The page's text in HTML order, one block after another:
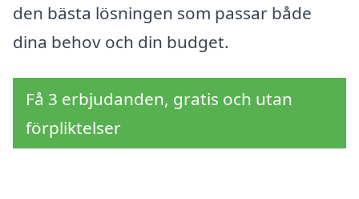
den bästa lösningen som passar både
dina behov och din budget.
Få 3 erbjudanden, gratis och utan
förpliktelser